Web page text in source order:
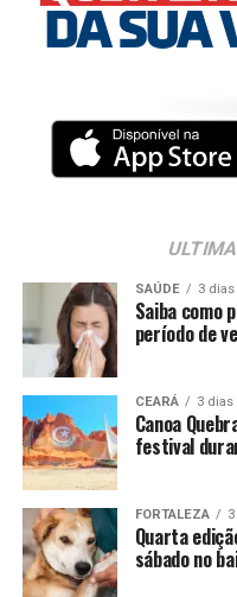
SAÚDE 3
Saiba como
período de
CEARÁ 3 dias
Canoa
festival
FORTALEZA
Quarta
sábado no